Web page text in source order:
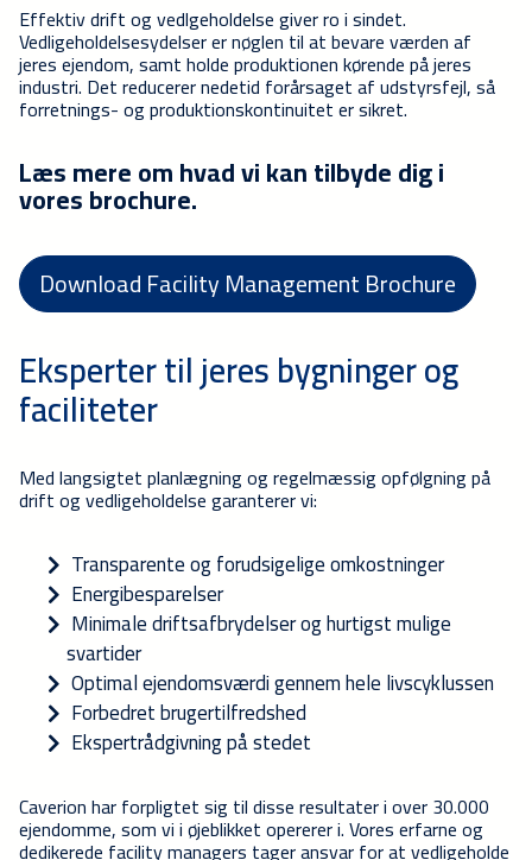
Effektiv drift og vedlgeholdelse giver ro i sindet.
Vedligeholdelsesydelser er nøglen til at bevare værden af
jeres ejendom, samt holde produktionen kørende på jeres
industri. Det reducerer nedetid forårsaget af udstyrsfejl, så
forretnings- og produktionskontinuitet er sikret.
Læs mere om hvad vi kan tilbyde dig i
vores brochure.
Download Facility Management Brochure
Eksperter til jeres bygninger og
faciliteter
Med langsigtet planlægning og regelmæssig opfølgning på
drift og vedligeholdelse garanterer vi:
Transparente og forudsigelige omkostninger
Energibesparelser
Minimale driftsafbrydelser og hurtigst mulige
svartider
Optimal ejendomsværdi gennem hele livscyklussen
Forbedret brugertilfredshed
Ekspertrådgivning på stedet
Caverion har forpligtet sig til disse resultater i over 30.000
ejendomme, som vi i øjeblikket opererer i. Vores erfarne og
dedikerede facility managers tager ansvar for at vedligeholde